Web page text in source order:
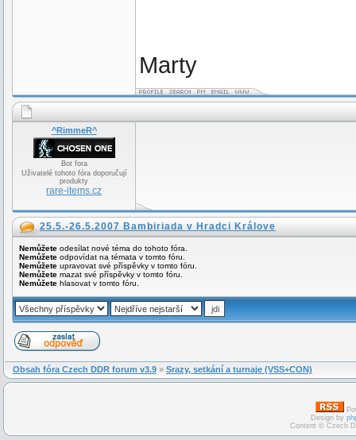
Marty
^RimmeR^
Bot fora
Uživatelé tohoto fóra doporučují
produkty
rare-items.cz
25.5.-26.5.2007 Bambiriada v Hradci Králove
Nemůžete odesílat nové téma do tohoto fóra.
Nemůžete odpovídat na témata v tomto fóru.
Nemůžete upravovat své příspěvky v tomto fóru.
Nemůžete mazat své příspěvky v tomto fóru.
Nemůžete hlasovat v tomto fóru.
Obsah fóra Czech DDR forum v3.9 » Srazy, setkání a turnaje (VSS+CON)
Design by
Content © Czech